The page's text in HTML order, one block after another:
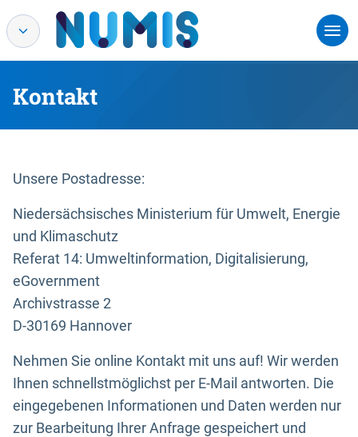
Kontakt
Unsere Postadresse:
Niedersächsisches Ministerium für Umwelt, Energie
und Klimaschutz
Referat 14: Umweltinformation, Digitalisierung,
eGovernment
Archivstrasse 2
D-30169 Hannover
Nehmen Sie online Kontakt mit uns auf! Wir werden
Ihnen schnellstmöglichst per E-Mail antworten. Die
eingegebenen Informationen und Daten werden nur
zur Bearbeitung Ihrer Anfrage gespeichert und